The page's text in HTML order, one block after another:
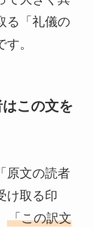
る「礼儀の
。
この文を
原文の読者
け取る印
「この訳文